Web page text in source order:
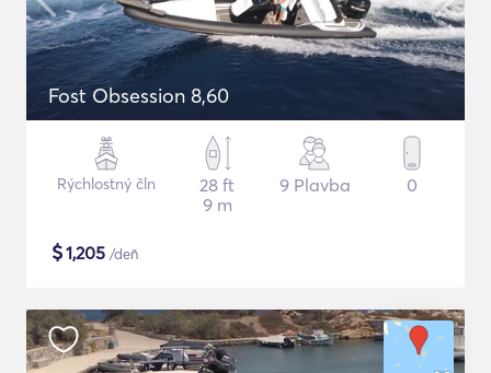
Fost Obsession 8,60
Rýchlostný čln
28 ft
9 m
9 Plavba 0
$1,205 /deň